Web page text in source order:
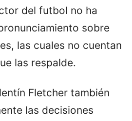
del futbol no ha
sobre
las cuales no cuentan
las respalde.
Fletcher también
las decisiones